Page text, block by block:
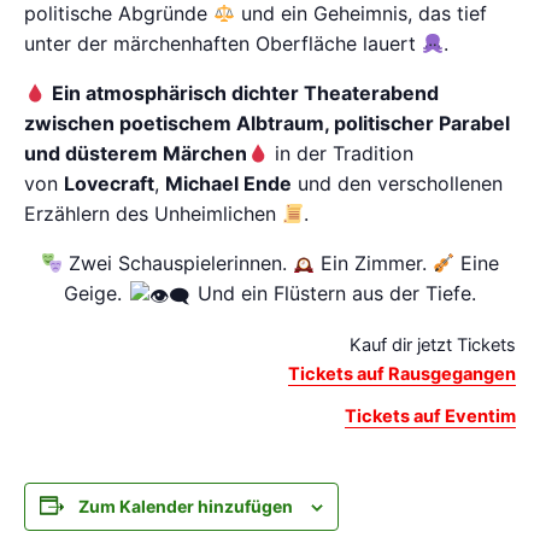
politische Abgründe
und ein Geheimnis, das tief
unter der märchenhaften Oberfläche lauert
.
Ein atmosphärisch dichter Theaterabend
zwischen poetischem Albtraum, politischer Parabel
und düsterem Märchen
in der Tradition
von Lovecraft, Michael Ende und den verschollenen
Erzählern des Unheimlichen
.
Zwei Schauspielerinnen. Ein Zimmer.
Eine
Geige.
Und ein Flüstern aus der Tiefe.
Kauf dir jetzt Tickets
Tickets auf Rausgegangen
Tickets auf Eventim
Zum Kalender hinzufügen